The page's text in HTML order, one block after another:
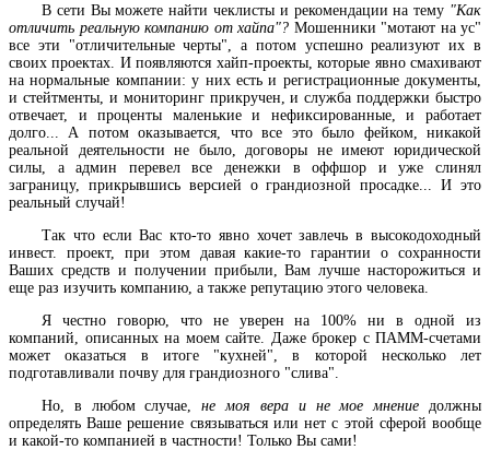
В сети Вы можете найти чеклисты и рекомендации на тему "Как
отличить реальную компанию от хайпа"? Мошенники "мотают на ус"
все эти "отличительные черты", а потом успешно реализуют их в
своих проектах. И появляются хайп-проекты, которые явно смахивают
на нормальные компании: у них есть и регистрационные документы,
и стейтменты, и мониторинг прикручен, и служба поддержки быстро
отвечает, и проценты маленькие и нефиксированные, и работает
долго... А потом оказывается, что все это было фейком, никакой
реальной деятельности не было, договоры не имеют юридической
силы, а админ перевел все денежки в оффшор и уже слинял
заграницу, прикрывшись версией о грандиозной просадке... И это
реальный случай!
Так что если Вас кто-то явно хочет завлечь в высокодоходный
инвест. проект, при этом давая какие-то гарантии о сохранности
Ваших средств и получении прибыли, Вам лучше насторожиться и
еще раз изучить компанию, а также репутацию этого человека.
Я честно говорю, что не уверен на 100% ни в одной из
компаний, описанных на моем сайте. Даже брокер с ПАММ-счетами
может оказаться в итоге "кухней", в которой несколько лет
подготавливали почву для грандиозного "слива".
Но, в любом случае,не моя вера и не мое мнение должны
определять Ваше решение связываться или нет с этой сферой вообще
и какой-то компанией в частности! Только Вы сами!